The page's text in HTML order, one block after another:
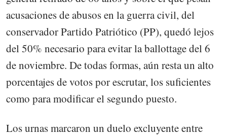
acusaciones de abusos en la guerra civil, del
conservador Partido Patriótico (PP), quedó lejos
del 50% necesario para evitar la ballottage del 6
de noviembre. De todas formas, aún resta un alto
porcentajes de votos por escrutar, los suficientes
como para modificar el segundo puesto.
Los urnas marcaron un duelo excluyente entre